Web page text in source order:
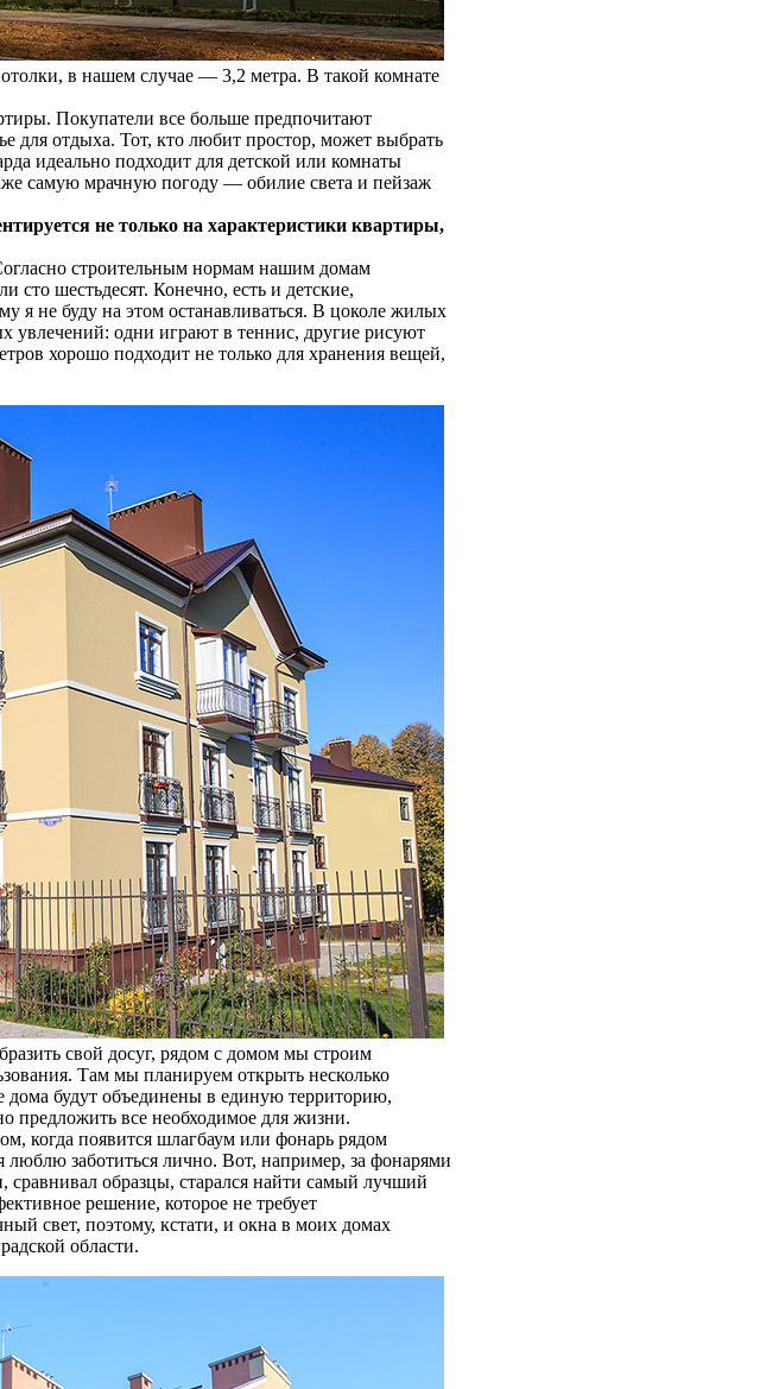
в нашем случае — 3,2 метра. В такой комнате
Покупатели все больше предпочитают
для отдыха. Тот, кто любит простор, может выбрать
идеально подходит для детской или комнаты
самую мрачную погоду — обилие света и пейзаж
не только на характеристики квартиры,
строительным нормам нашим домам
сто шестьдесят. Конечно, есть и детские,
я не буду на этом останавливаться. В цоколе жилых
увлечений: одни играют в теннис, другие рисуют
хорошо подходит не только для хранения вещей,
свой досуг, рядом с домом мы строим
Там мы планируем открыть несколько
дома будут объединены в единую территорию,
предложить все необходимое для жизни.
когда появится шлагбаум или фонарь рядом
люблю заботиться лично. Вот, например, за фонарями
сравнивал образцы, старался найти самый лучший
решение, которое не требует
свет, поэтому, кстати, и окна в моих домах
области.